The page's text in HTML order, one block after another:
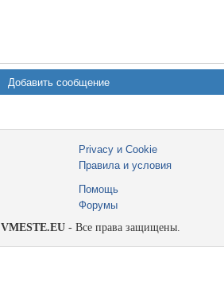
Privacy и Cookie
Правила и условия
Помощь
Форумы
VMESTE.EU - Все права защищены.